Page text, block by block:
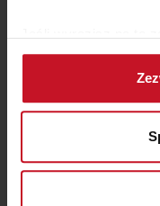
Gromadzić
geograficznej z
Identyfikować
(fingerprinting,
Dowiedz się więcej
dane są